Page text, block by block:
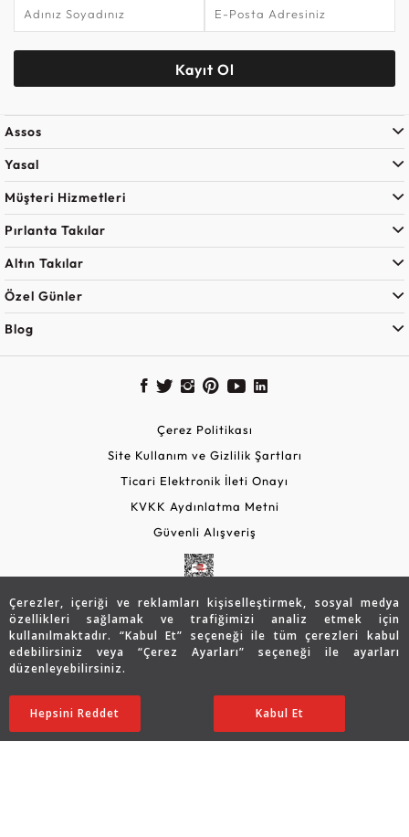
Çerezler, içeriği ve reklamları kişiselleştirmek, sosyal medya
özellikleri sağlamak ve trafiğimizi analiz etmek için
kullanılmaktadır. “Kabul Et” seçeneği ile tüm çerezleri kabul
edebilirsiniz veya “Çerez Ayarları” seçeneği ile ayarları
düzenleyebilirsiniz.
Ayarları Düzenle
Hepsini Reddet Kabul Et
168.943 TL
84.471TL SATIN ALIN
Kayıt Ol
Assos
Yasal
Müşteri Hizmetleri
Pırlanta Takılar
Altın Takılar
Özel Günler
Blog
Çerez Politikası
Site Kullanım ve Gizlilik Şartları
Ticari Elektronik İleti Onayı
KVKK Aydınlatma Metni
Güvenli Alışveriş
Copyright © 2026 Assos Pırlanta - Bu sitenin tüm hakları